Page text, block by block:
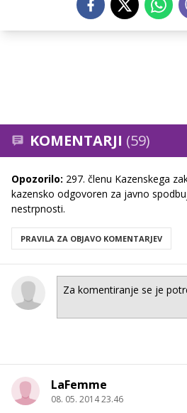
KOMENTARJI (59)
Opozorilo: 297. členu Kazenskega
kazensko odgovoren za javno
nestrpnosti.
PRAVILA ZA OBJAVO KOMENTARJEV
LaFemme
08. 05. 2014 23.46